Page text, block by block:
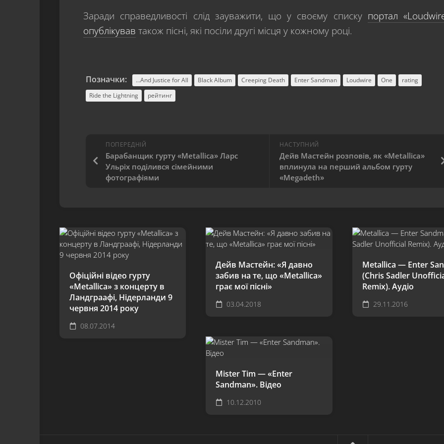
Заради справедливості слід зауважити, що у своєму списку портал
опублікував також пісні, які посіли другі місця у кожному році.
Позначки: ...And Justice for All Black Album Creeping Death Enter Sandman Loudwire One
rating
Ride the Lightning
рейтинг
НАСТУПНИЙ
Дейв Мастейн розповів, як «Metallica»
вплинула на перший альбом гурту
«Megadeth»
ПОПЕРЕДНІЙ
Барабанщик гурту «Metallica» Ларс
Ульріх поділився сімейними
фотографіями
Офіційні відео гурту
«Metallica» з концерту в
Ландграафі, Нідерланди 9
червня 2014 року
08.07.2014
Дейв Мастейн: «Я давно
забив на те, що «Metallica»
грає мої пісні»
03.04.2018
Metallica — Enter
(Chris Sadler
Remix). Аудіо
29.11.2016
Mister Tim — «Enter
Sandman». Відео
10.12.2010